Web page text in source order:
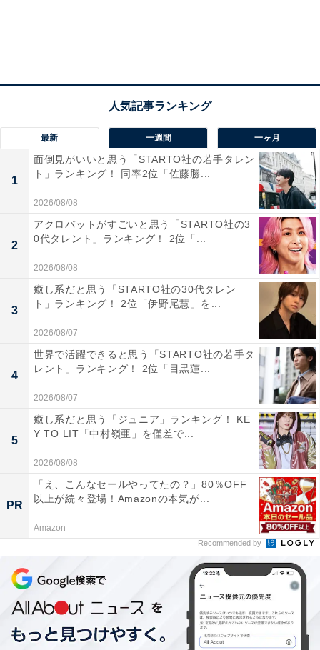
こちらもおすすめ
「地元愛がアツい」都道府県ランキング！ 2位
1 2
最新 一週間 一ヶ月
1
面倒見がいいと思う「STARTO社の若手タレン
ト」ランキング！ 同率2位「佐藤勝...
2026/08/08
2
アクロバットがすごいと思う「STARTO社の3
0代タレント」ランキング！ 2位「...
2026/08/08
3
癒し系だと思う「STARTO社の30代タレン
ト」ランキング！ 2位「伊野尾慧」を...
2026/08/07
4
世界で活躍できると思う「STARTO社の若手タ
レント」ランキング！ 2位「目黒蓮...
2026/08/07
5
癒し系だと思う「ジュニア」ランキング！ KE
Y TO LIT「中村嶺亜」を僅差で...
2026/08/08
PR
「え、こんなセールやってたの？」80％OFF
以上が続々登場！Amazonの本気が...
Amazon
Recommended by